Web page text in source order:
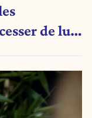
de lui